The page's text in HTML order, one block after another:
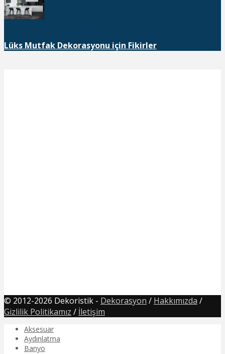
Lüks Mutfak Dekorasyonu için Fikirler
© 2012-2026 Dekoristik - Dekorasyon / Hakkımızda /
Gizlilik Politikamız / İletişim
Aksesuar
Aydınlatma
Banyo